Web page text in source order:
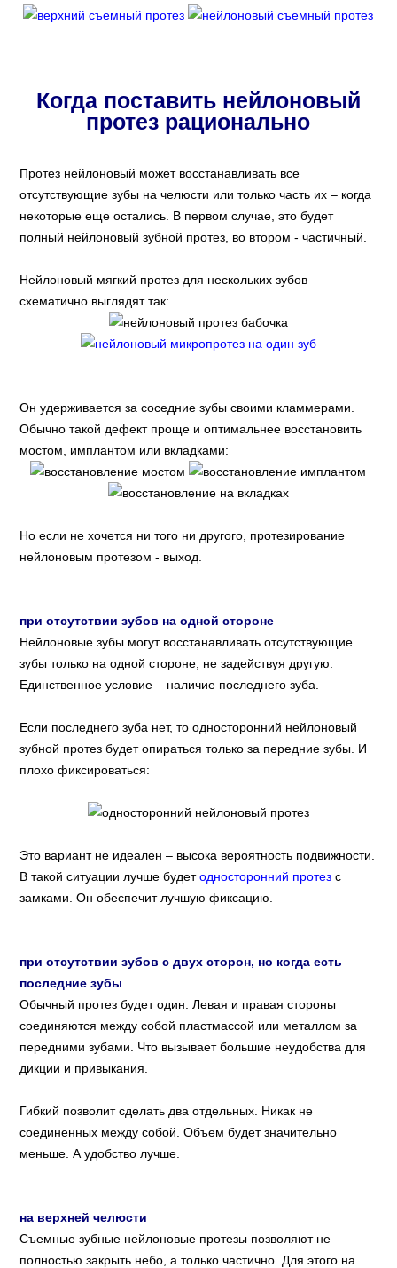
Когда поставить нейлоновый
протез рационально
Протез нейлоновый может восстанавливать все
отсутствующие зубы на челюсти или только часть их – когда
некоторые еще остались. В первом случае, это будет
полный нейлоновый зубной протез, во втором - частичный.
Нейлоновый мягкий протез для нескольких зубов
схематично выглядят так:
Он удерживается за соседние зубы своими кламмерами.
Обычно такой дефект проще и оптимальнее восстановить
мостом, имплантом или вкладками:
Но если не хочется ни того ни другого, протезирование
нейлоновым протезом - выход.
при отсутствии зубов на одной стороне
Нейлоновые зубы могут восстанавливать отсутствующие
зубы только на одной стороне, не задействуя другую.
Единственное условие – наличие последнего зуба.
Если последнего зуба нет, то односторонний нейлоновый
зубной протез будет опираться только за передние зубы. И
плохо фиксироваться:
Это вариант не идеален – высока вероятность подвижности.
В такой ситуации лучше будетодносторонний протез с
замками. Он обеспечит лучшую фиксацию.
при отсутствии зубов с двух сторон, но когда есть
последние зубы
Обычный протез будет один. Левая и правая стороны
соединяются между собой пластмассой или металлом за
передними зубами. Что вызывает большие неудобства для
дикции и привыкания.
Гибкий позволит сделать два отдельных. Никак не
соединенных между собой. Объем будет значительно
меньше. А удобство лучше.
на верхней челюсти
Съемные зубные нейлоновые протезы позволяют не
полностью закрыть небо, а только частично. Для этого на